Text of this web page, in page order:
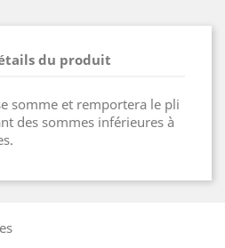
du produit
somme et remportera le pli
des sommes inférieures à